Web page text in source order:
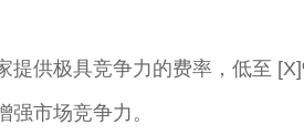
提供极具竞争力的费率，低至
市场竞争力。​